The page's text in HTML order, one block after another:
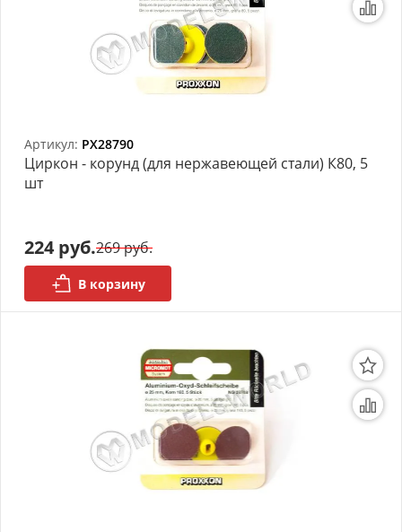
Артикул: PX28790
Циркон - корунд (для нержавеющей стали) К80, 5
шт
224 руб.269 руб.
В корзину